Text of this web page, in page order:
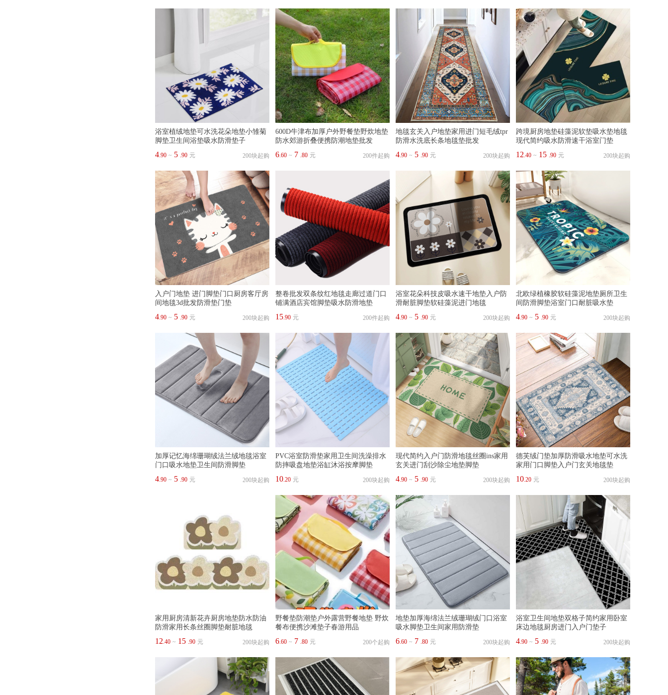
浴室植绒地垫可水洗花朵地垫小雏菊
脚垫卫生间浴垫吸水防滑垫子
4.90 ~ 5 .90 元 200块起购
600D牛津布加厚户外野餐垫野炊地垫
防水郊游折叠便携防潮地垫批发
6.60 ~ 7 .80 元 200件起购
地毯玄关入户地垫家用进门短毛绒tpr
防滑水洗底长条地毯垫批发
4.90 ~ 5 .90 元 200块起购
跨境厨房地垫硅藻泥软垫吸水垫地毯
现代简约吸水防滑速干浴室门垫
12.40 ~ 15 .90 元 200块起购
入户门地垫 进门脚垫门口厨房客厅房
间地毯3d批发防滑垫门垫
4.90 ~ 5 .90 元 200块起购
整卷批发双条纹红地毯走廊过道门口
铺满酒店宾馆脚垫吸水防滑地垫
15.90 元 200件起购
浴室花朵科技皮吸水速干地垫入户防
滑耐脏脚垫软硅藻泥进门地毯
4.90 ~ 5 .90 元 200块起购
北欧绿植橡胶软硅藻泥地垫厕所卫生
间防滑脚垫浴室门口耐脏吸水垫
4.90 ~ 5 .90 元 200块起购
加厚记忆海绵珊瑚绒法兰绒地毯浴室
门口吸水地垫卫生间防滑脚垫
4.90 ~ 5 .90 元 200块起购
PVC浴室防滑垫家用卫生间洗澡排水
防摔吸盘地垫浴缸沐浴按摩脚垫
10.20 元 200块起购
现代简约入户门防滑地毯丝圈ins家用
玄关进门刮沙除尘地垫脚垫
4.90 ~ 5 .90 元 200块起购
德芙绒门垫加厚防滑吸水地垫可水洗
家用门口脚垫入户门玄关地毯垫
10.20 元 200块起购
家用厨房清新花卉厨房地垫防水防油
防滑家用长条丝圈脚垫耐脏地毯
12.40 ~ 15 .90 元 200块起购
野餐垫防潮垫户外露营野餐地垫 野炊
餐布便携沙滩垫子春游用品
6.60 ~ 7 .80 元 200个起购
地垫加厚海绵法兰绒珊瑚绒门口浴室
吸水脚垫卫生间家用防滑垫
6.60 ~ 7 .80 元 200块起购
浴室卫生间地垫双格子简约家用卧室
床边地毯厨房进门入户门垫子
4.90 ~ 5 .90 元 200块起购